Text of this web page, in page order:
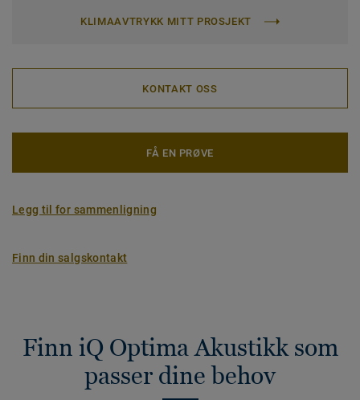
KLIMAAVTRYKK MITT PROSJEKT
KONTAKT OSS
FÅ EN PRØVE
Legg til for sammenligning
Finn din salgskontakt
Finn iQ Optima Akustikk som
passer dine behov